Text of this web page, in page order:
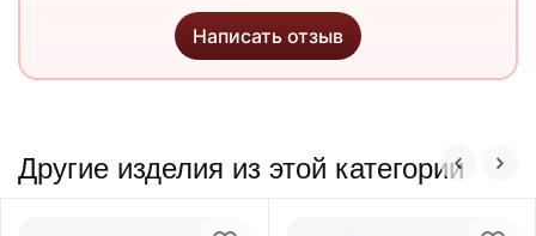
Написать отзыв
Другие изделия из этой категории